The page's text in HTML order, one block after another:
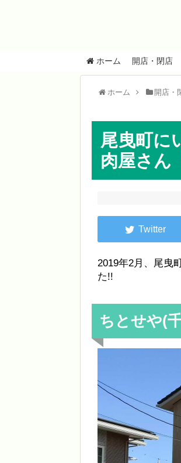
ホーム 開店・閉店
ホーム 開店・
尾曳町に
肉屋さん
2019年2月、尾曳
た!!
ちとせや(